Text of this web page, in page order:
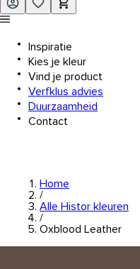
Inspiratie
Kies je kleur
Vind je product
Verfklus advies
Duurzaamheid
Contact
Home
/
Alle Histor kleuren
/
Oxblood Leather